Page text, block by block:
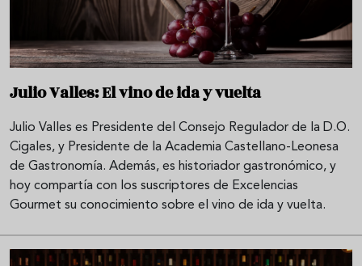
Julio Valles: El vino de ida y vuelta
Julio Valles es Presidente del Consejo Regulador de la D.O.
Cigales, y Presidente de la Academia Castellano-Leonesa
de Gastronomía. Además, es historiador gastronómico, y
hoy compartía con los suscriptores de Excelencias
Gourmet su conocimiento sobre el vino de ida y vuelta.